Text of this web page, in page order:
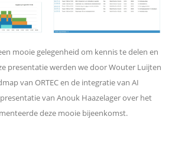
mooie gelegenheid om kennis te delen en
presentatie werden we door Wouter Luijten
van ORTEC en de integratie van AI
presentatie van Anouk Haazelager over het
deze mooie bijeenkomst.